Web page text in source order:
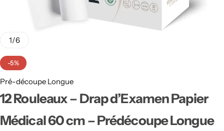
1/6
-5%
Pré-découpe Longue
12 Rouleaux – Drap d’Examen Papier
Médical 60 cm – Prédécoupe Longue
Micro Gaufré